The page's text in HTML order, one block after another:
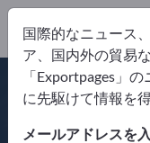
国際的なニュース
ア、国内外の貿易
「Exportpages」
に先駆けて情報を
メールアドレスを